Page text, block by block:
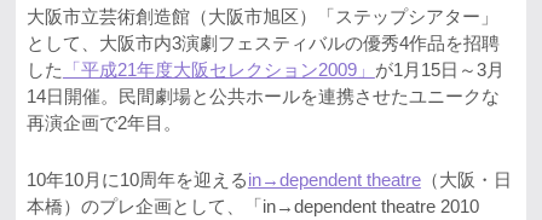
大阪市立芸術創造館（大阪市旭区）「ステップシアター」
として、大阪市内3演劇フェスティバルの優秀4作品を招聘
した
「平成21年度大阪セレクション2009」 が1月15日～3月
14日開催。民間劇場と公共ホールを連携させたユニークな
再演企画で2年目。
10年10月に10周年を迎えるin→dependent theatre（大阪・日
本橋）のプレ企画として、「in→dependent theatre 2010